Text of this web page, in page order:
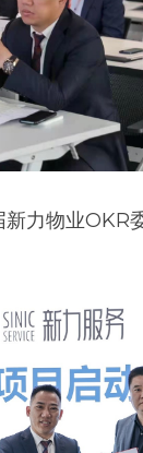
新力物业OKR